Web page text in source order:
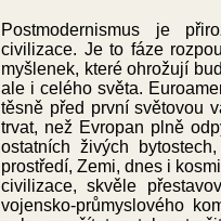
Postmodernismus je
civilizace. Je to fáze
myšlenek, které ohrožují
ale i celého světa.
těsně před první světovou
trvat, než Evropan plně
ostatních živých
prostředí, Zemi, dnes i
civilizace, skvěle
vojensko-průmyslového